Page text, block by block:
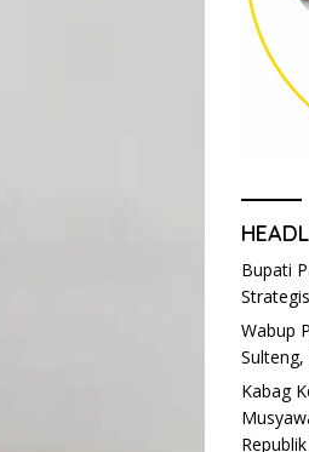
Bupati
Wabup
Kabag